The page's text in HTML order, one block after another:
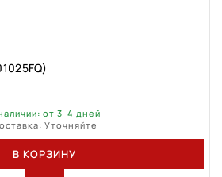
от 3-4 дней
Уточняйте
В КОРЗИНУ